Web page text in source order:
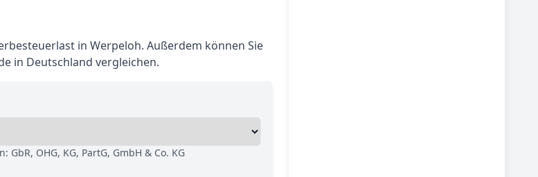
in Werpeloh. Außerdem können Sie
in Deutschland vergleichen.
OHG, KG, PartG, GmbH & Co. KG